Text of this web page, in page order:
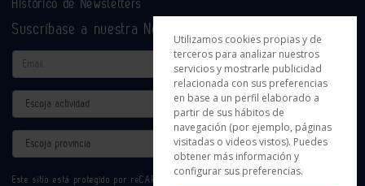
Suscríbase a nuestra Newsletter
Email
Actividad
Provincia
Este sitio está protegido por reCAPTCHA y se aplican la
Utilizamos cookies propias y de
terceros para analizar nuestros
servicios y mostrarle publicidad
relacionada con sus preferencias
en base a un perfil elaborado a
partir de sus hábitos de
navegación (por ejemplo, páginas
visitadas o videos vistos). Puedes
obtener más información y
configurar sus preferencias.